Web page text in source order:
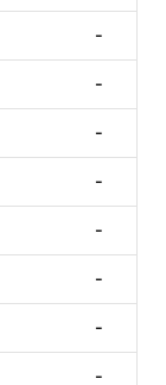
-
-
-
-
-
-
-
-